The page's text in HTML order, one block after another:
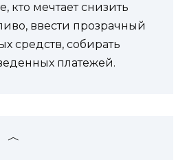
кто мечтает снизить
ввести прозрачный
средств, собирать
платежей.